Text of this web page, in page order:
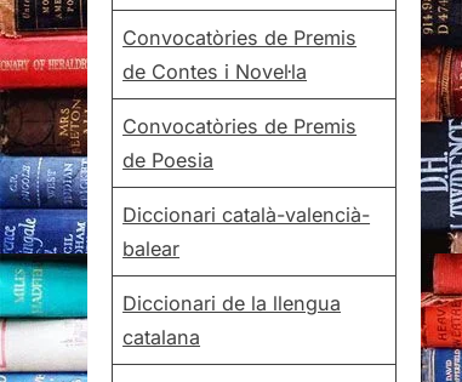
Convocatòries de Premis
de Contes i Novel·la
Convocatòries de Premis
de Poesia
Diccionari català-valencià-
balear
Diccionari de la llengua
catalana